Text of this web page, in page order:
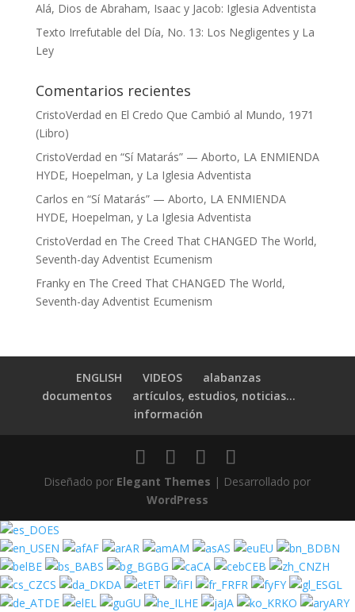
Alá, Dios de Abraham, Isaac y Jacob: Iglesia Adventista
Texto Irrefutable del Día, No. 13: Los Negligentes y La
Ley
Comentarios recientes
CristoVerdad en El Credo Que Cambió al Mundo, 1971
(Libro)
CristoVerdad en “Sí Matarás” — Aborto, LA ENMIENDA
HYDE, Hoepelman, y La Iglesia Adventista
Carlos en “Sí Matarás” — Aborto, LA ENMIENDA
HYDE, Hoepelman, y La Iglesia Adventista
CristoVerdad en The Creed That CHANGED The World,
Seventh-day Adventist Ecumenism
Frankyen The Creed That CHANGED The World,
Seventh-day Adventist Ecumenism
ENGLISH VIDEOS
alabanzas
documentos
artículos, estudios, noticias…
información
Diseñado por Elegant Themes | Desarrollado por
WordPress
ES
EN
AF AR AM AS EU
BN
BE
BS BG CA CEB
ZH
CS
DA ET FI FR FY
GL
DE
EL GU HE JA KO ARY